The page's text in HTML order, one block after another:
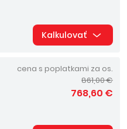
Kalkulovať
cena s poplatkami za os.
861,00 €
768,60 €